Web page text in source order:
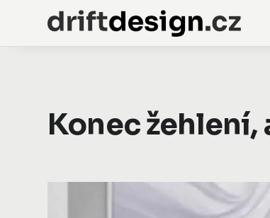
Konec